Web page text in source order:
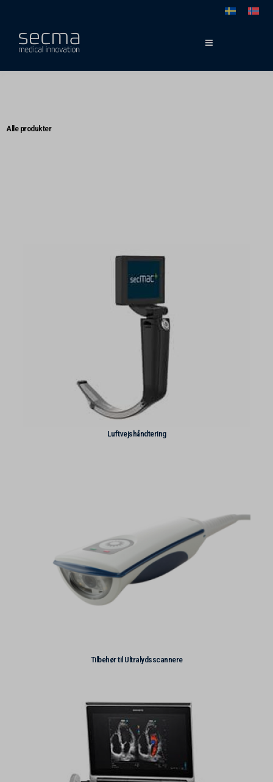
indholdet
Alle produkter
Luftvejshåndtering
Tilbehør til Ultralydsscannere